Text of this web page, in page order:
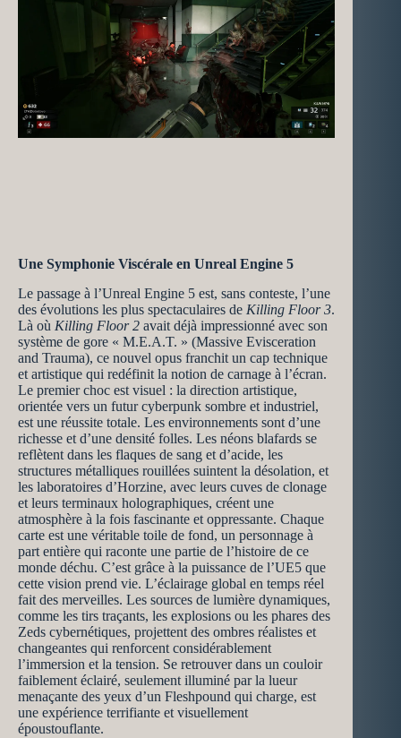
Une Symphonie Viscérale en Unreal Engine 5
Le passage à l’Unreal Engine 5 est, sans conteste, l’une
des évolutions les plus spectaculaires de Killing Floor 3.
Là où Killing Floor 2 avait déjà impressionné avec son
système de gore « M.E.A.T. » (Massive Evisceration
and Trauma), ce nouvel opus franchit un cap technique
et artistique qui redéfinit la notion de carnage à l’écran.
Le premier choc est visuel : la direction artistique,
orientée vers un futur cyberpunk sombre et industriel,
est une réussite totale. Les environnements sont d’une
richesse et d’une densité folles. Les néons blafards se
reflètent dans les flaques de sang et d’acide, les
structures métalliques rouillées suintent la désolation, et
les laboratoires d’Horzine, avec leurs cuves de clonage
et leurs terminaux holographiques, créent une
atmosphère à la fois fascinante et oppressante. Chaque
carte est une véritable toile de fond, un personnage à
part entière qui raconte une partie de l’histoire de ce
monde déchu. C’est grâce à la puissance de l’UE5 que
cette vision prend vie. L’éclairage global en temps réel
fait des merveilles. Les sources de lumière dynamiques,
comme les tirs traçants, les explosions ou les phares des
Zeds cybernétiques, projettent des ombres réalistes et
changeantes qui renforcent considérablement
l’immersion et la tension. Se retrouver dans un couloir
faiblement éclairé, seulement illuminé par la lueur
menaçante des yeux d’un Fleshpound qui charge, est
une expérience terrifiante et visuellement
époustouflante.